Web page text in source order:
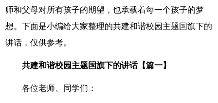
师和父母对所有孩子的期望，也承载着每一个孩子的梦
想。下面是小编给大家整理的共建和谐校园主题国旗下的
讲话，仅供参考。
共建和谐校园主题国旗下的讲话【篇一】
各位老师、同学们：